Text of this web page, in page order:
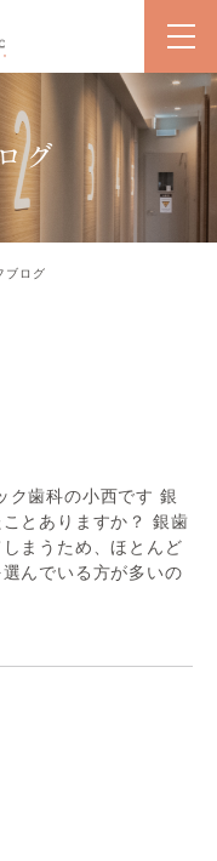
グ
ブログ
ク歯科の小西です 銀
とありますか？ 銀歯
まうため、ほとんど
んでいる方が多いの